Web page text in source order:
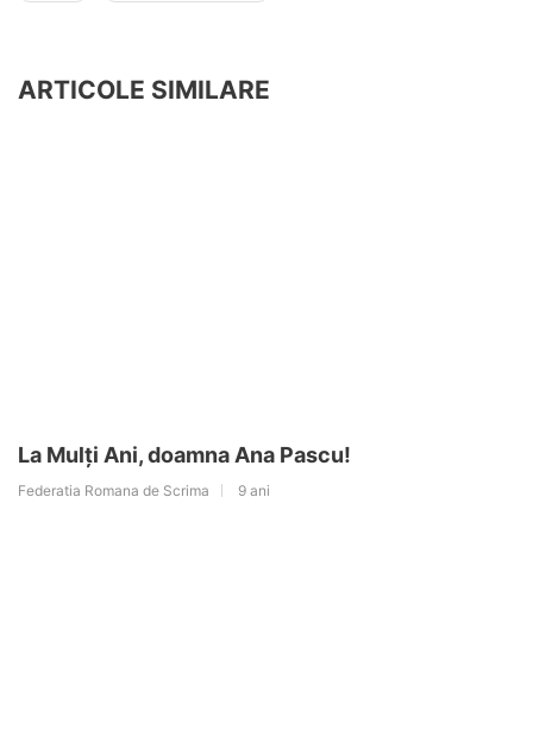
ARTICOLE SIMILARE
La Mulți Ani, doamna Ana Pascu!
Federatia Romana de Scrima 9 ani